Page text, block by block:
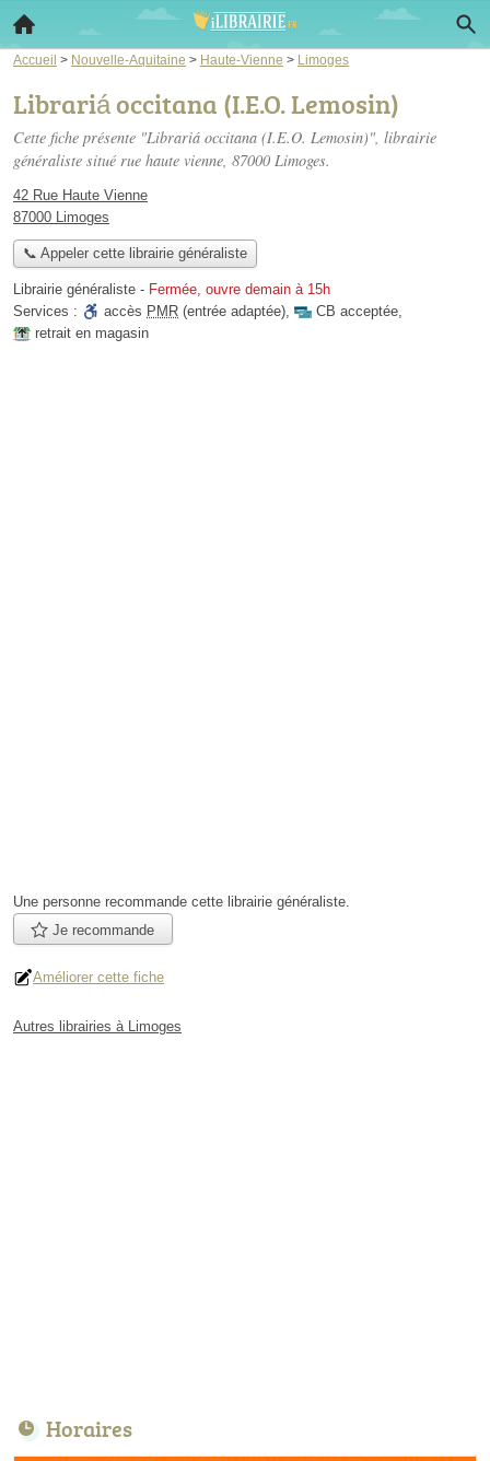
Accueil > Nouvelle-Aquitaine > Haute-Vienne > Limoges
Librariá occitana (I.E.O. Lemosin)
Cette fiche présente "Librariá occitana (I.E.O. Lemosin)", librairie
généraliste situé rue haute vienne, 87000 Limoges.
42 Rue Haute Vienne
87000 Limoges
📞 Appeler cette librairie généraliste
Librairie généraliste - Fermée, ouvre demain à 15h
Services :
accès PMR (entrée adaptée), CB acceptée,
retrait en magasin
Une personne recommande cette librairie généraliste.
Je recommande
Améliorer cette fiche
Autres librairies à Limoges
Horaires